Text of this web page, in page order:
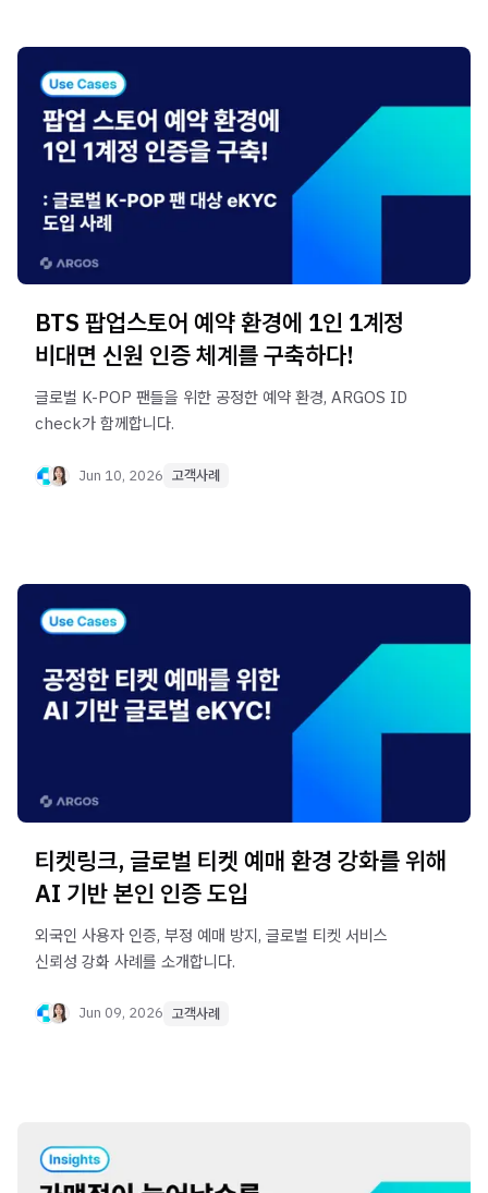
BTS 팝업스토어 예약 환경에 1인 1계정
비대면 신원 인증 체계를 구축하다!
글로벌 K-POP 팬들을 위한 공정한 예약 환경, ARGOS ID
check가 함께합니다.
Jun 10, 2026 고객사례
티켓링크, 글로벌 티켓 예매 환경 강화를 위해
AI 기반 본인 인증 도입
외국인 사용자 인증, 부정 예매 방지, 글로벌 티켓 서비스
신뢰성 강화 사례를 소개합니다.
Jun 09, 2026 고객사례